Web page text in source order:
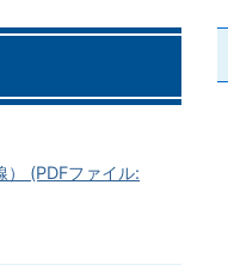
） (PDFファイル: